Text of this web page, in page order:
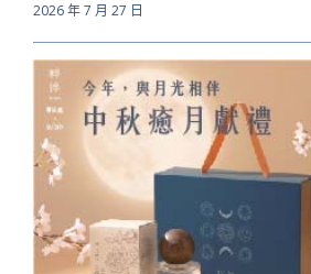
2026 年 7 月 27 日